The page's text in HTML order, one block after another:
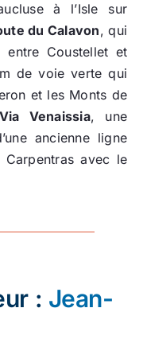
à l’Isle sur
du Calavon, qui
Coustellet et
de voie verte qui
et les Monts de
Venaissia, une
ancienne ligne
avec le
: Jean-